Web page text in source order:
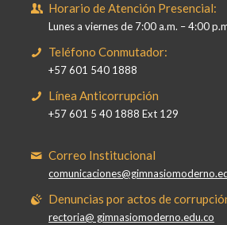
Horario de Atención Presencial:
Lunes a viernes de 7:00 a.m. – 4:00
Teléfono Conmutador:
+57 601 540 1888
Línea Anticorrupción
+57 601 5 40 1888 Ext 129
Correo Institucional
Denuncias por actos de
rectoria@ gimnasiomoderno.edu.co